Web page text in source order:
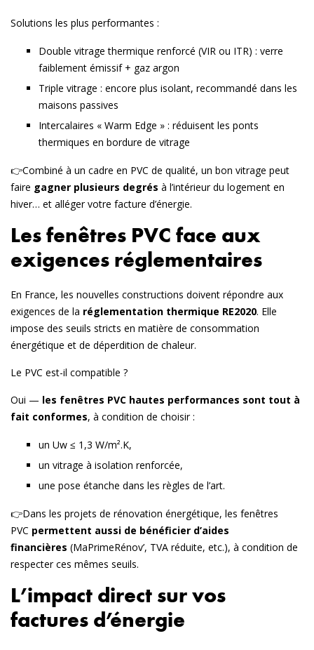
Solutions les plus performantes :
Double vitrage thermique renforcé (VIR ou ITR) : verre
faiblement émissif + gaz argon
Triple vitrage : encore plus isolant, recommandé dans les
maisons passives
Intercalaires « Warm Edge » : réduisent les ponts
thermiques en bordure de vitrage
👉Combiné à un cadre en PVC de qualité, un bon vitrage peut
faire gagner plusieurs degrés à l’intérieur du logement en
hiver… et alléger votre facture d’énergie.
Les fenêtres PVC face aux
exigences réglementaires
En France, les nouvelles constructions doivent répondre aux
exigences de la réglementation thermique RE2020. Elle
impose des seuils stricts en matière de consommation
énergétique et de déperdition de chaleur.
Le PVC est-il compatible ?
Oui — les fenêtres PVC hautes performances sont tout à
fait conformes, à condition de choisir :
un Uw ≤ 1,3 W/m².K,
un vitrage à isolation renforcée,
une pose étanche dans les règles de l’art.
👉Dans les projets de rénovation énergétique, les fenêtres
PVC permettent aussi de bénéficier d’aides
financières (MaPrimeRénov’, TVA réduite, etc.), à condition de
respecter ces mêmes seuils.
L’impact direct sur vos
factures d’énergie